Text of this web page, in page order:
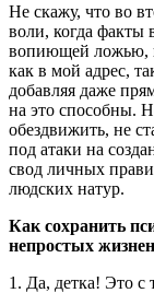
Не скажу, что во
воли, когда факты
вопиющей ложью,
как в мой адрес,
добавляя даже
на это способны.
обездвижить, не
под атаки на
свод личных
людских натур.
Как сохранить
непростых
1. Да, детка! Это с